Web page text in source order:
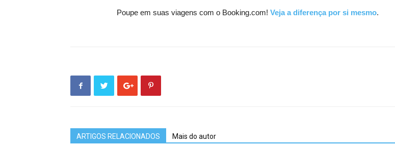
Poupe em suas viagens com o Booking.com! Veja a diferença por si mesmo.
ARTIGOS RELACIONADOS Mais do autor